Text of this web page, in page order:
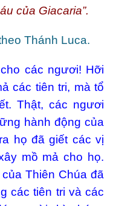
của Giacaria”.
Thánh Luca.
các ngươi! Hỡi
các tiên tri, mà tổ
Thật, các ngươi
hành động của
họ đã giết các vị
mồ mả cho họ.
Thiên Chúa đã
các tiên tri và các